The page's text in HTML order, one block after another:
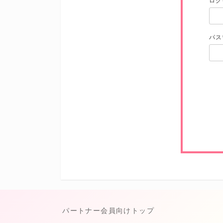
パ
パートナー会員向けトップ